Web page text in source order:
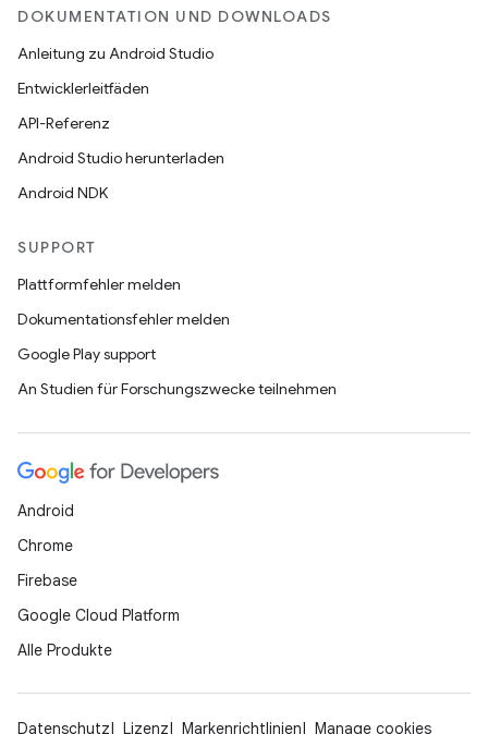
DOKUMENTATION UND DOWNLOADS
Anleitung zu Android Studio
Entwicklerleitfäden
API-Referenz
Android Studio herunterladen
Android NDK
SUPPORT
Plattformfehler melden
Dokumentationsfehler melden
Google Play support
An Studien für Forschungszwecke teilnehmen
Android
Chrome
Firebase
Google Cloud Platform
Alle Produkte
Datenschutz Lizenz Markenrichtlinien Manage cookies